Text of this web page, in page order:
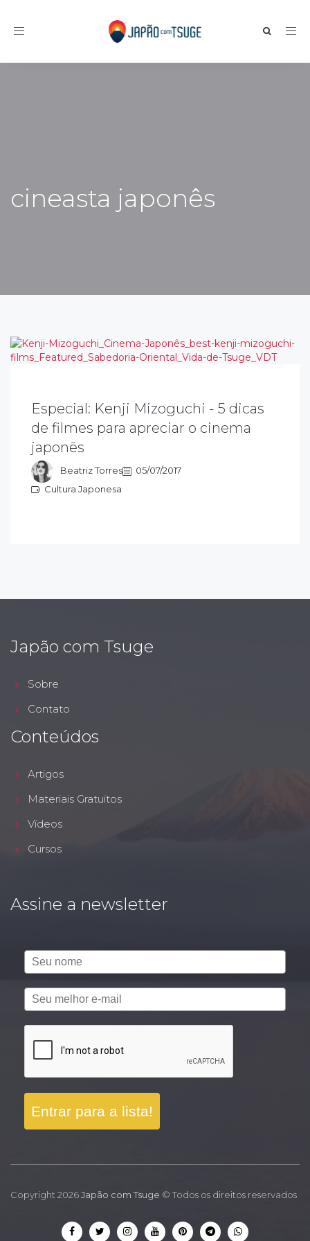
Toggle navigation
cineasta japonês
Especial: Kenji Mizoguchi - 5 dicas
de filmes para apreciar o cinema
japonês
Beatriz Torres
05/07/2017
Cultura Japonesa
Mizoguchi dedica sua arte a explorar as
sociais e seus planos (enquadramento
cena), influenciaram cineastas como Akira
Japão com Tsuge
Sobre
Contato
Conteúdos
Artigos
Materiais Gratuitos
Vídeos
Cursos
Assine a newsletter
Entrar para a lista!
Copyright 2026Japão com Tsuge © Todos os direitos reservados